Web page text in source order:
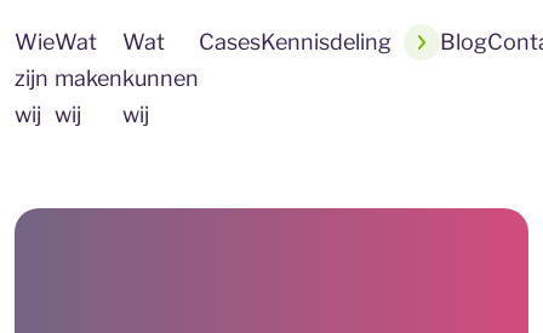
Wie
zijn
wij
Wat
maken
wij
Wat
kunnen
wij
CasesKennisdeling Blog